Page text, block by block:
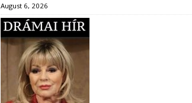
August 6, 2026